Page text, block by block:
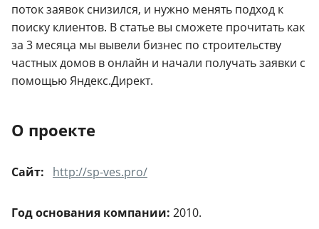
поток заявок снизился, и нужно менять подход к
поиску клиентов. В статье вы сможете прочитать как
за 3 месяца мы вывели бизнес по строительству
частных домов в онлайн и начали получать заявки с
помощью Яндекс.Директ.
О проекте
Сайт: http://sp-ves.pro/
Год основания компании: 2010.